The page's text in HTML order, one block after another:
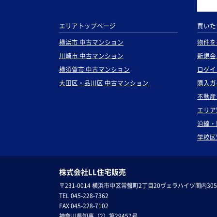
エリアトップページ
横浜市 中古マンション
川崎市 中古マンション
横須賀市 中古マンション
大田区・品川区 中古マンション
買い
物件
新規
ログ
購入
不動
エリ
沿線
学校
株式会社LL住宅販売
〒231-0014 横浜市中区常盤町2丁目20ヴェラハイツ関内305
TEL 045-228-7362
FAX 045-228-7102